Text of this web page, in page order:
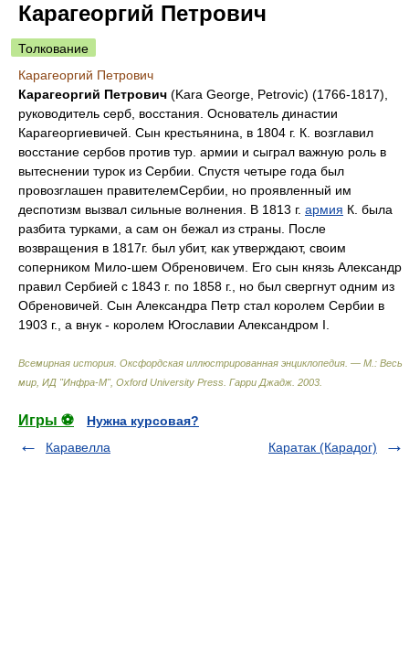
Карагеоргий Петрович
Толкование
Карагеоргий Петрович
Карагеоргий Петрович (Kara George, Petrovic) (1766-1817),
руководитель серб, восстания. Основатель династии
Карагеоргиевичей. Сын крестьянина, в 1804 г. К. возглавил
восстание сербов против тур. армии и сыграл важную роль в
вытеснении турок из Сербии. Спустя четыре года был
провозглашен правителемСербии, но проявленный им
деспотизм вызвал сильные волнения. В 1813 г. армия К. была
разбита турками, а сам он бежал из страны. После
возвращения в 1817г. был убит, как утверждают, своим
соперником Мило-шем Обреновичем. Его сын князь Александр
правил Сербией с 1843 г. по 1858 г., но был свергнут одним из
Обреновичей. Сын Александра Петр стал королем Сербии в
1903 г., а внук - королем Югославии Александром I.
Всемирная история. Оксфордская иллюстрированная энциклопедия. — М.: Весь
мир, ИД "Инфра-М", Oxford University Press Гарри Джадж 2003
Игры ⚽
Нужна курсовая?
Каравелла
Каратак (Карадог)